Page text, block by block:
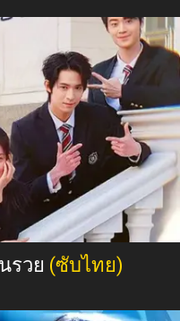
รวย (ซับไทย)